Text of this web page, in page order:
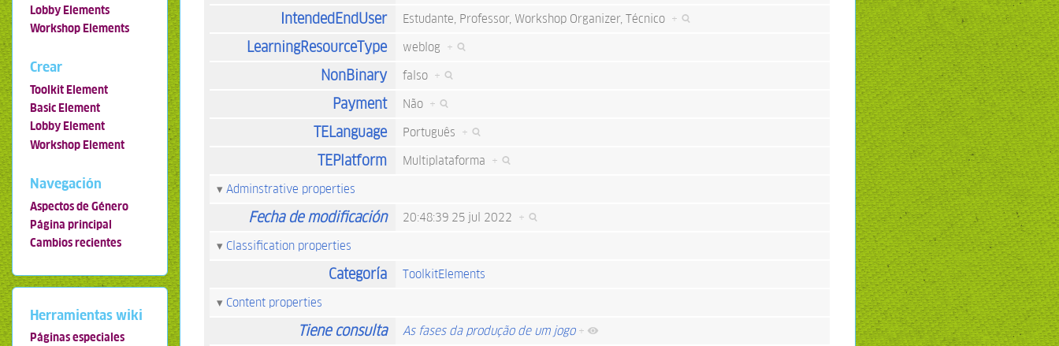
IntendedEndUser Estudante, Professor, Workshop Organizer, Técnico +
LearningResourceType weblog +
NonBinary falso +
Payment Não +
TELanguage Português +
TEPlatform Multiplataforma +
Adminstrative properties
Fecha de modificación 20:48:39 25 jul 2022 +
Classification properties
Categoría
ToolkitElements
Content properties
Tiene consulta As fases da produção de um jogo +
Lobby Elements
Workshop Elements
Crear
Toolkit Element
Basic Element
Lobby Element
Workshop Element
Navegación
Aspectos de Género
Página principal
Cambios recientes
Herramientas wiki
Páginas especiales